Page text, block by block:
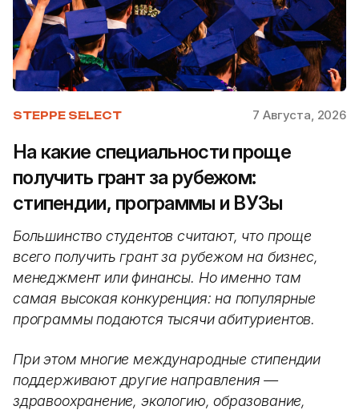
STEPPE SELECT 7 Августа, 2026
На какие специальности проще
получить грант за рубежом:
стипендии, программы и ВУЗы
Большинство студентов считают, что проще
всего получить грант за рубежом на бизнес,
менеджмент или финансы. Но именно там
самая высокая конкуренция: на популярные
программы подаются тысячи абитуриентов.
При этом многие международные стипендии
поддерживают другие направления —
здравоохранение, экологию, образование,